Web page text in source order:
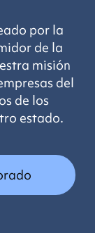
por la
de la
misión
del
de los
estado.